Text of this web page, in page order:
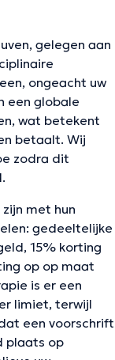
gelegen aan
ongeacht uw
een globale
wat betekent
betaalt. Wij
zodra dit
met hun
gedeeltelijke
15% korting
op op maat
is er een
limiet, terwijl
een voorschrift
plaats op